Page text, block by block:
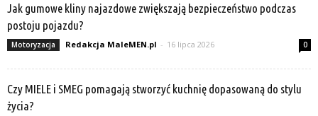
Jak gumowe kliny najazdowe zwiększają bezpieczeństwo podczas
postoju pojazdu?
Motoryzacja Redakcja MaleMEN.pl - 16 lipca 2026 0
Czy MIELE i SMEG pomagają stworzyć kuchnię dopasowaną do stylu
życia?